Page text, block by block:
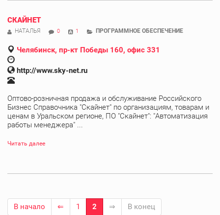
СКАЙНЕТ
НАТАЛЬЯ 0 1 ПРОГРАММНОЕ ОБЕСПЕЧЕНИЕ
Челябинск, пр-кт Победы 160, офис 331
http://www.sky-net.ru
Оптово-розничная продажа и обслуживание Российского
Бизнес Справочника "Скайнет" по организациям, товарам и
ценам в Уральском регионе, ПО "Скайнет": "Автоматизация
работы менеджера" ...
Читать далее
В начало ⇐ 1 2 ⇒ В конец